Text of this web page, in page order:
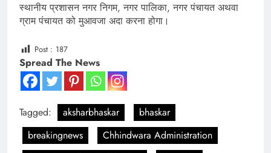
स्थानीय प्रशासन नगर निगम, नगर पालिका, नगर पंचायत अथवा
ग्राम पंचायत को मुआवजा अदा करना होगा।
Post : 187
Spread The News
Tagged: aksharbhaskar
bhaskar
breakingnews
Chhindwara Administration